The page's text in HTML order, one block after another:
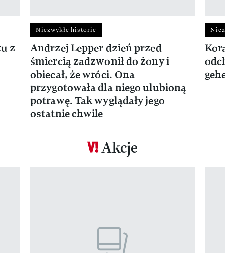
z
Niezwykłe historie
Andrzej Lepper dzień przed
śmiercią zadzwonił do żony i
obiecał, że wróci. Ona
przygotowała dla niego ulubioną
potrawę. Tak wyglądały jego
ostatnie chwile
Akcje